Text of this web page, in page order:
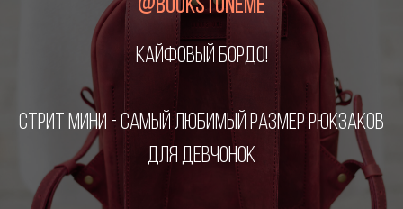
@BOOKSTONEME
КАЙФОВЫЙ БОРДО!
СТРИТ МИНИ - САМЫЙ ЛЮБИМЫЙ РАЗМЕР РЮКЗАКОВ
ДЛЯ ДЕВЧОНОК